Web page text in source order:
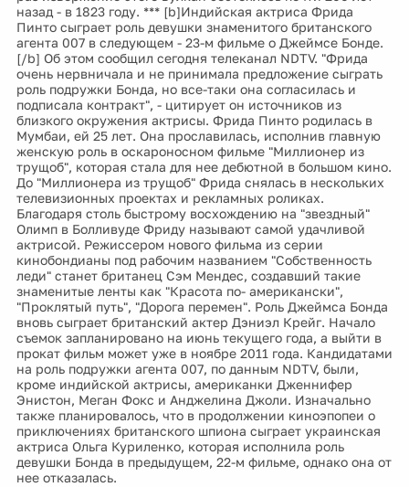
назад - в 1823 году. *** [b]Индийская актриса Фрида
Пинто сыграет роль девушки знаменитого британского
агента 007 в следующем - 23-м фильме о Джеймсе Бонде.
[/b] Об этом сообщил сегодня телеканал NDTV. "Фрида
очень нервничала и не принимала предложение сыграть
роль подружки Бонда, но все-таки она согласилась и
подписала контракт", - цитирует он источников из
близкого окружения актрисы. Фрида Пинто родилась в
Мумбаи, ей 25 лет. Она прославилась, исполнив главную
женскую роль в оскароносном фильме "Миллионер из
трущоб", которая стала для нее дебютной в большом кино.
До "Миллионера из трущоб" Фрида снялась в нескольких
телевизионных проектах и рекламных роликах.
Благодаря столь быстрому восхождению на "звездный"
Олимп в Болливуде Фриду называют самой удачливой
актрисой. Режиссером нового фильма из серии
кинобондианы под рабочим названием "Собственность
леди" станет британец Сэм Мендес, создавший такие
знаменитые ленты как "Красота по- американски",
"Проклятый путь", "Дорога перемен". Роль Джеймса Бонда
вновь сыграет британский актер Дэниэл Крейг. Начало
съемок запланировано на июнь текущего года, а выйти в
прокат фильм может уже в ноябре 2011 года. Кандидатами
на роль подружки агента 007, по данным NDTV, были,
кроме индийской актрисы, американки Дженнифер
Энистон, Меган Фокс и Анджелина Джоли. Изначально
также планировалось, что в продолжении киноэпопеи о
приключениях британского шпиона сыграет украинская
актриса Ольга Куриленко, которая исполнила роль
девушки Бонда в предыдущем, 22-м фильме, однако она от
нее отказалась.